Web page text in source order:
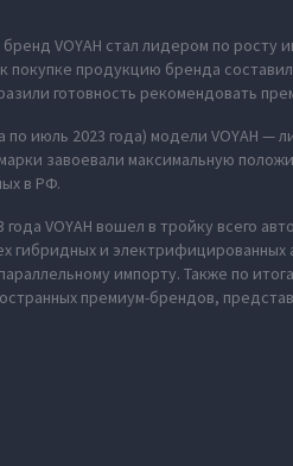
VOYAH стал лидером по
покупке продукцию бренда
готовность рекомендовать
июль 2023 года) модели VOYAH —
завоевали максимальную
в РФ.
VOYAH вошел в тройку всего
гибридных и
импорту. Также по
премиум-брендов,